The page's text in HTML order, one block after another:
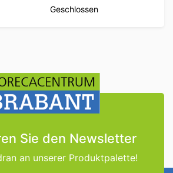
Geschlossen
Sie den Newsletter
an unserer Produktpalette!